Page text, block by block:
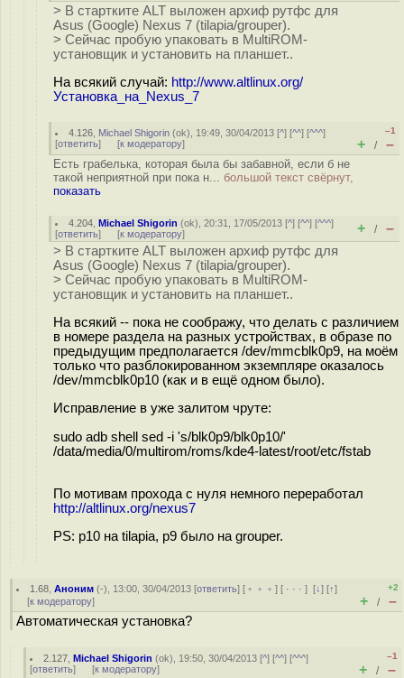
> В стартките ALT выложен архиф рутфс для
Asus (Google) Nexus 7 (tilapia/grouper).
> Сейчас пробую упаковать в MultiROM-
установщик и установить на планшет..
На всякий случай: http://www.altlinux.org/
Установка_на_Nexus_7
4.126 Michael Shigorin (ok), 19:49, 30/04/2013 [^] [^^] [^^^]
[ответить] [к модератору]
–1
+ / –
Есть грабелька, которая была бы забавной, если б не
такой неприятной при пока н... большой текст свёрнут,
показать
4.204 ,Michael Shigorin (ok), 20:31, 17/05/2013 [^] [^^] [^^^]
[ответить] [к модератору] + / –
> В стартките ALT выложен архиф рутфс для
Asus (Google) Nexus 7 (tilapia/grouper).
> Сейчас пробую упаковать в MultiROM-
установщик и установить на планшет..
На всякий -- пока не соображу, что делать с различием
в номере раздела на разных устройствах, в образе по
предыдущим предполагается /dev/mmcblk0p9, на моём
только что разблокированном экземпляре оказалось
/dev/mmcblk0p10 (как и в ещё одном было).
Исправление в уже залитом чруте:
sudo adb shell sed -i 's/blk0p9/blk0p10/'
/data/media/0/multirom/roms/kde4-latest/root/etc/fstab
По мотивам прохода с нуля немного переработал
http://altlinux.org/nexus7
PS: p10 на tilapia, p9 было на grouper.
1.68 ,Аноним (-), 13:00, 30/04/2013 [ответить] [ ﹢﹢﹢] [ · · ·][↓] [↑]
[к модератору]
+2
+ / –
Автоматическая установка?
2.127 ,Michael Shigorin (ok), 19:50, 30/04/2013 [^] [^^] [^^^]
[ответить] [к модератору]
–1
+ / –